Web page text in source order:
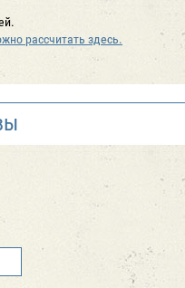
рассчитать здесь.